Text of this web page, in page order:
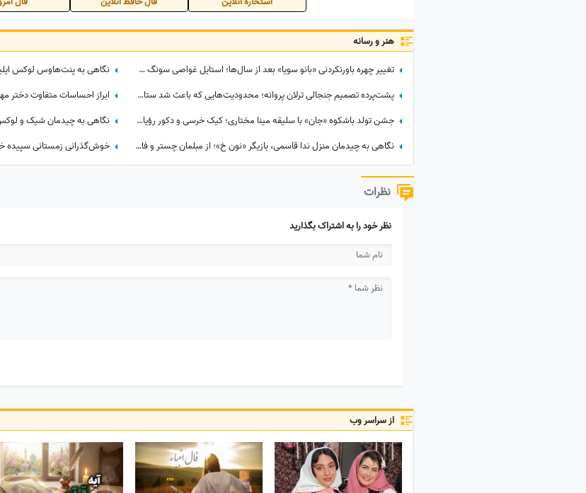
هنر و رسانه
تغییر چهره باورنکردنی «بانو سویا» بعد از سال‌ها؛ استایل غواصی سونگ جی هیو در 44 سالگی سوژه شد
پشت‌پرده تصمیم جنجالی ترلان پروانه؛ محدودیت‌هایی که باعث شد ستاره سریال «بامداد خمار» دور رفیق‌بازی را خط بکشد!
جشن تولد باشکوه «جان» با سلیقه مینا مختاری؛ کیک خرسی و دکور رؤیایی همه را مجذوب کرد
نگاهی به چیدمان منزل ندا قاسمی، بازیگر «نون خ»؛ از مبلمان چستر و فانوس‌های دکوراتیو تا کابینت شیشه‌ای و آباژورهای کلاسیک
نظرات
نظر خود را به اشتراک بگذارید
از سراسر وب